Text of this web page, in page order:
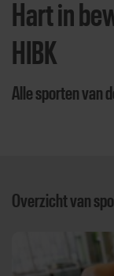
Hart in
HIBK
Alle sporten van
Overzicht van